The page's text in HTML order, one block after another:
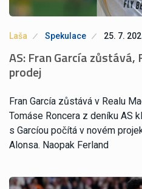
Laša Spekulace 25. 7.
AS: Fran García zůstává,
prodej
Fran García zůstává v Realu
Tomáse Roncera z deníku AS
s Garcíou počítá v novém
Alonsa. Naopak Ferland